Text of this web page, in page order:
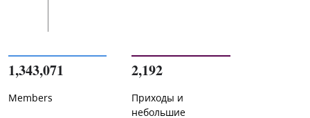
1,343,071
Members
2,192
Приходы и
небольшие